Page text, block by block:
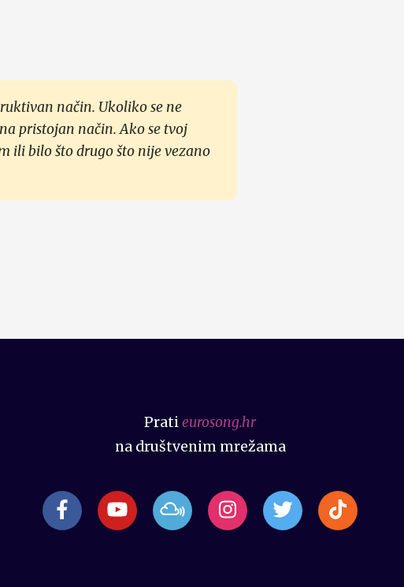
način. Ukoliko se ne
pristojan način. Ako se tvoj
ili bilo što drugo što nije vezano
Pratieurosong.hr
na društvenim mrežama